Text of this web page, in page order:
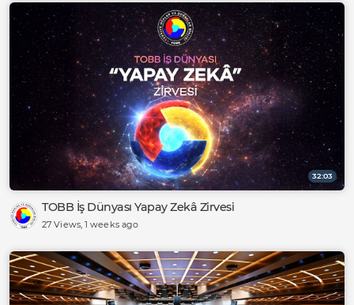
32:03
TOBB İş Dünyası Yapay Zekâ Zirvesi
27 Views, 1 weeks ago